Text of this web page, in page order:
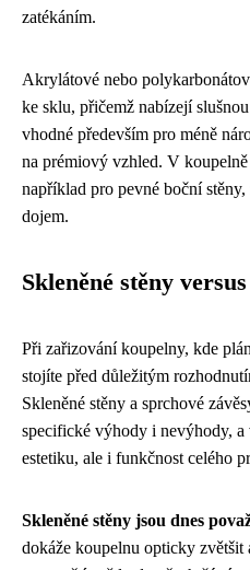
zatékáním.
Akrylátové nebo
ke sklu, přičemž nabízejí
vhodné především pro méně
na prémiový vzhled. V
například pro pevné boční
dojem.
Skleněné stěny
Při zařizování koupelny, kde
stojíte před důležitým
Skleněné stěny a sprchové
specifické výhody i nevýhody,
estetiku, ale i funkčnost celého
Skleněné stěny jsou dnes
dokáže koupelnu opticky